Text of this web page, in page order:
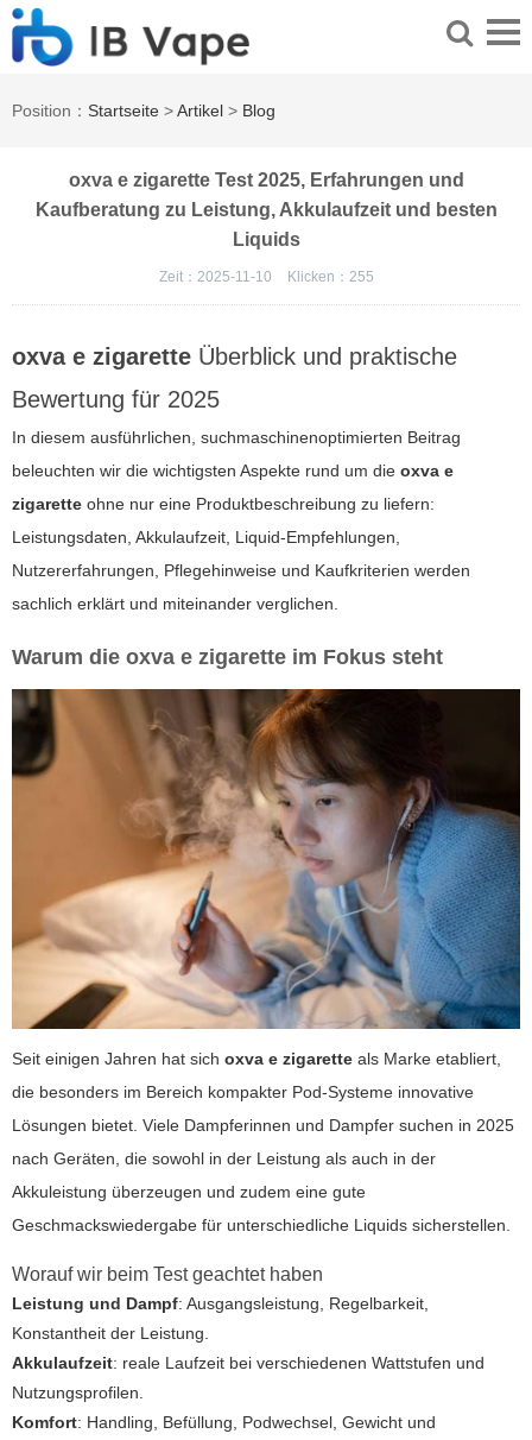
Position： Startseite >Artikel > Blog
oxva e zigarette Test 2025, Erfahrungen und
Kaufberatung zu Leistung, Akkulaufzeit und besten
Liquids
Zeit：2025-11-10 Klicken： 255
oxva e zigarette Überblick und praktische
Bewertung für 2025
In diesem ausführlichen, suchmaschinenoptimierten Beitrag
beleuchten wir die wichtigsten Aspekte rund um die oxva e
zigarette ohne nur eine Produktbeschreibung zu liefern:
Leistungsdaten, Akkulaufzeit, Liquid-Empfehlungen,
Nutzererfahrungen, Pflegehinweise und Kaufkriterien werden
sachlich erklärt und miteinander verglichen.
Warum die oxva e zigarette im Fokus steht
Seit einigen Jahren hat sich oxva e zigarette als Marke etabliert,
die besonders im Bereich kompakter Pod-Systeme innovative
Lösungen bietet. Viele Dampferinnen und Dampfer suchen in 2025
nach Geräten, die sowohl in der Leistung als auch in der
Akkuleistung überzeugen und zudem eine gute
Geschmackswiedergabe für unterschiedliche Liquids sicherstellen.
Worauf wir beim Test geachtet haben
Leistung und Dampf: Ausgangsleistung, Regelbarkeit,
Konstantheit der Leistung.
Akkulaufzeit: reale Laufzeit bei verschiedenen Wattstufen und
Nutzungsprofilen.
Komfort: Handling, Befüllung, Podwechsel, Gewicht und